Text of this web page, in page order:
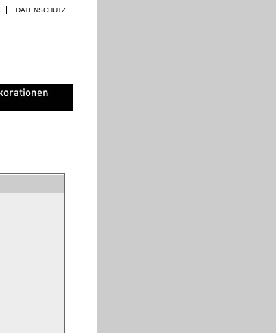
DATENSCHUTZ